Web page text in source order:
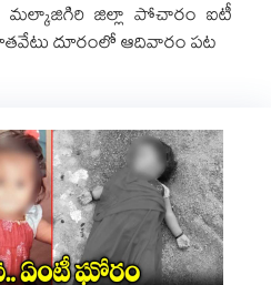
మల్కాజిగిరి జిల్లా పోచారం ఐటీ
దూరంలో ఆదివారం పట